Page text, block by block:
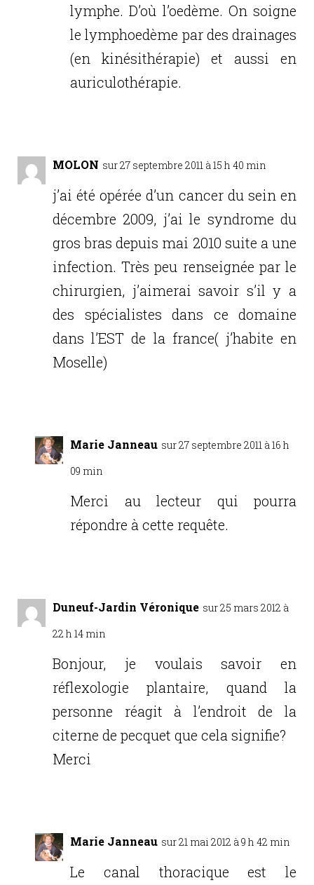
lymphe. D’où l’oedème. On soigne
le lymphoedème par des drainages
(en kinésithérapie) et aussi en
auriculothérapie.
MOLON sur 27 septembre 2011 à 15 h 40 min
j’ai été opérée d’un cancer du sein en
décembre 2009, j’ai le syndrome du
gros bras depuis mai 2010 suite a une
infection. Très peu renseignée par le
chirurgien, j’aimerai savoir s’il y a
des spécialistes dans ce domaine
dans l’EST de la france( j’habite en
Moselle)
Marie Janneau sur 27 septembre 2011 à 16 h
09 min
Merci au lecteur qui pourra
répondre à cette requête.
Duneuf-Jardin Véronique sur 25 mars 2012 à
22 h 14 min
Bonjour, je voulais savoir en
réflexologie plantaire, quand la
personne réagit à l’endroit de la
citerne de pecquet que cela signifie?
Merci
Marie Janneau sur 21 mai 2012 à 9 h 42 min
Le canal thoracique est le